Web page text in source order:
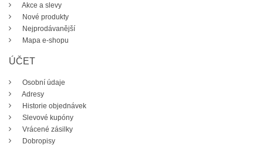
Akce a slevy
Nové produkty
Nejprodávanější
Mapa e-shopu
ÚČET
Osobní údaje
Adresy
Historie objednávek
Slevové kupóny
Vrácené zásilky
Dobropisy